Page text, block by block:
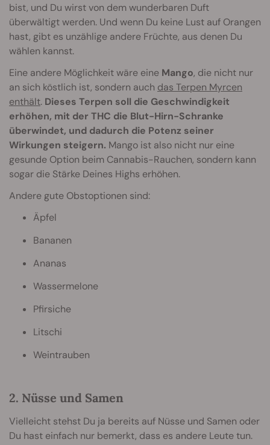
bist, und Du wirst von dem wunderbaren Duft
überwältigt werden. Und wenn Du keine Lust auf Orangen
hast, gibt es unzählige andere Früchte, aus denen Du
wählen kannst.
Eine andere Möglichkeit wäre eine Mango, die nicht nur
an sich köstlich ist, sondern auch das Terpen Myrcen
enthält. Dieses Terpen soll die Geschwindigkeit
erhöhen, mit der THC die Blut-Hirn-Schranke
überwindet, und dadurch die Potenz seiner
Wirkungen steigern. Mango ist also nicht nur eine
gesunde Option beim Cannabis-Rauchen, sondern kann
sogar die Stärke Deines Highs erhöhen.
Andere gute Obstoptionen sind:
Äpfel
Bananen
Ananas
Wassermelone
Pfirsiche
Litschi
Weintrauben
2. Nüsse und Samen
Vielleicht stehst Du ja bereits auf Nüsse und Samen oder
Du hast einfach nur bemerkt, dass es andere Leute tun.